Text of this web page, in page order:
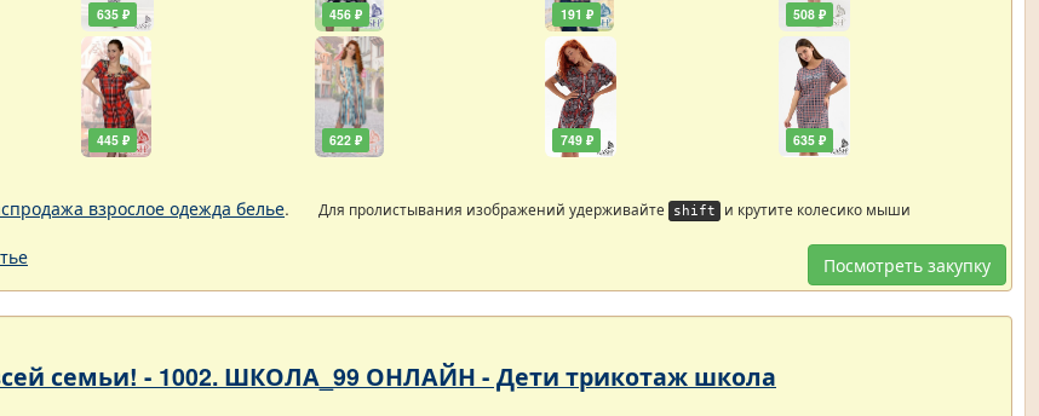
635 ₽
445 ₽
456 ₽
622 ₽
191 ₽
749 ₽
508 ₽
635 ₽
взрослое одежда белье. Для пролистывания изображений удерживайте shift и крутите колесико мыши
Посмотреть закупку
семьи! - 1002. ШКОЛА_99 ОНЛАЙН - Дети трикотаж школа